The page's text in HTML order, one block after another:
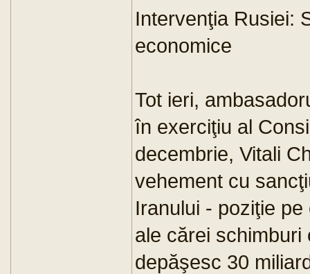
Intervenţia Rusiei:
economice
Tot ieri,
în exerciţiu al
decembrie, Vitali
vehement cu
Iranului - poziţie
ale cărei schimburi
depăşesc 30